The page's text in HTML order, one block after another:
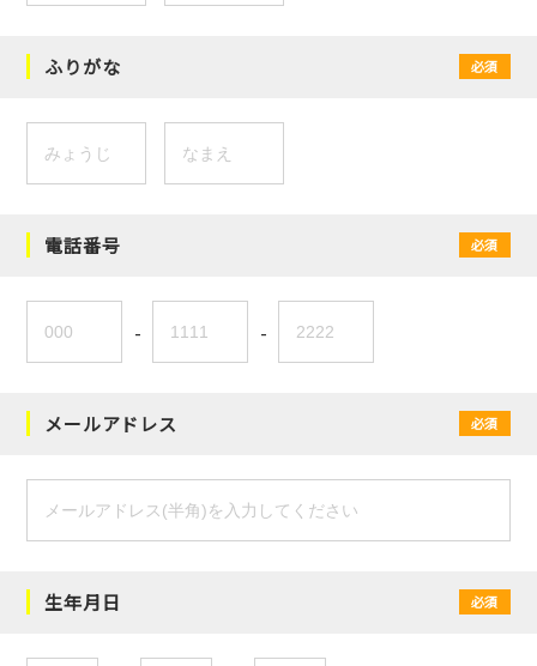
ふりがな 必須
電話番号 必須
- -
メールアドレス 必須
生年月日 必須